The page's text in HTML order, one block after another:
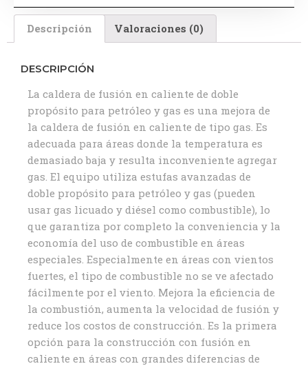
Descripción Valoraciones (0)
DESCRIPCIÓN
La caldera de fusión en caliente de doble
propósito para petróleo y gas es una mejora de
la caldera de fusión en caliente de tipo gas. Es
adecuada para áreas donde la temperatura es
demasiado baja y resulta inconveniente agregar
gas. El equipo utiliza estufas avanzadas de
doble propósito para petróleo y gas (pueden
usar gas licuado y diésel como combustible), lo
que garantiza por completo la conveniencia y la
economía del uso de combustible en áreas
especiales. Especialmente en áreas con vientos
fuertes, el tipo de combustible no se ve afectado
fácilmente por el viento. Mejora la eficiencia de
la combustión, aumenta la velocidad de fusión y
reduce los costos de construcción. Es la primera
opción para la construcción con fusión en
caliente en áreas con grandes diferencias de